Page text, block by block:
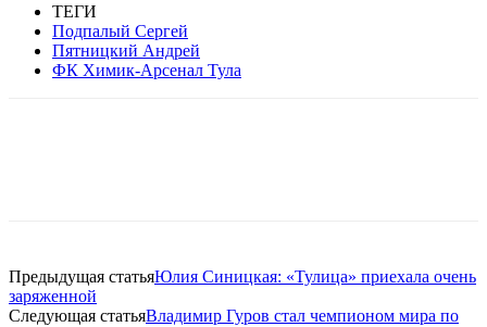
ТЕГИ
Подпалый Сергей
Пятницкий Андрей
ФК Химик-Арсенал Тула
Предыдущая статьяЮлия Синицкая: «Тулица» приехала очень
заряженной
Следующая статьяВладимир Гуров стал чемпионом мира по